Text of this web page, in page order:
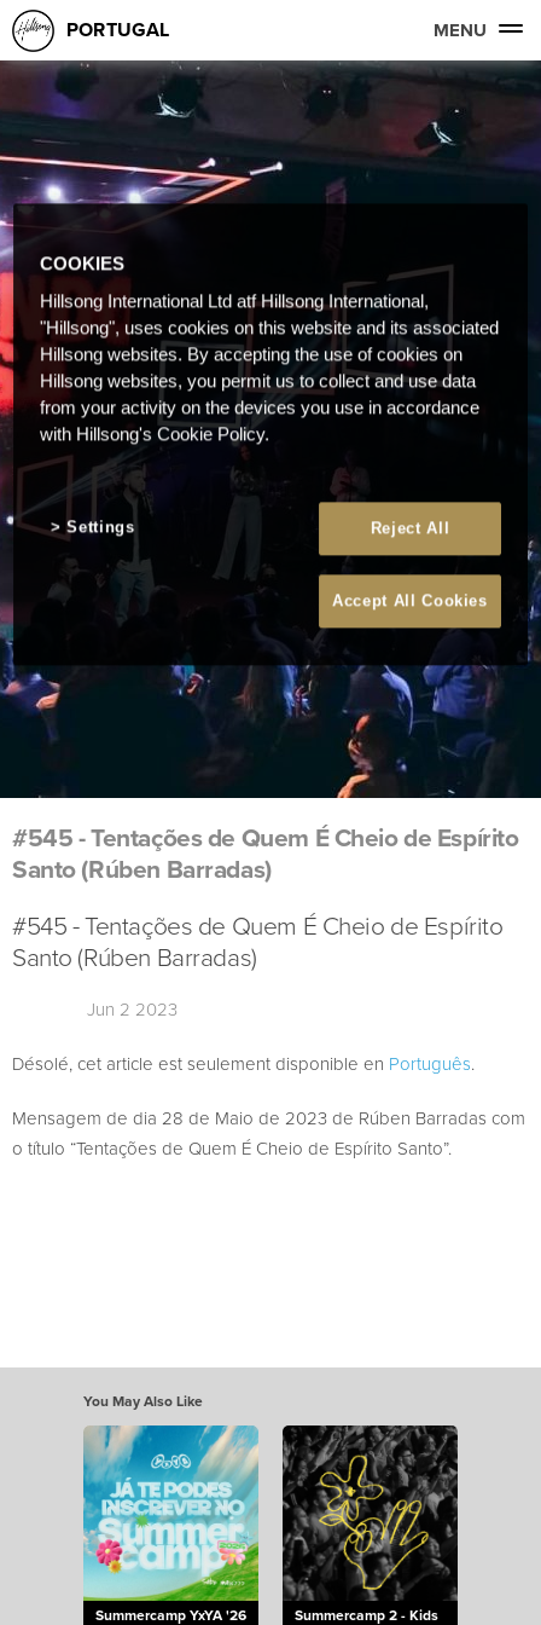
PORTUGAL MENU
#545 - Tentações de Quem É Cheio de Espírito
Santo (Rúben Barradas)
#545 - Tentações de Quem É Cheio de Espírito
Santo (Rúben Barradas)
Jun 2 2023
Désolé, cet article est seulement disponible en Português.
Mensagem de dia 28 de Maio de 2023 de Rúben Barradas com
o título “Tentações de Quem É Cheio de Espírito Santo”.
You May Also Like
Summercamp YxYA '26
Summercamp 2 - Kids
COOKIES
Hillsong International Ltd atf Hillsong International,
"Hillsong", uses cookies on this website and its associated
Hillsong websites. By accepting the use of cookies on
Hillsong websites, you permit us to collect and use data
from your activity on the devices you use in accordance
with Hillsong's Cookie Policy.
Reject All
Accept All Cookies
Settings